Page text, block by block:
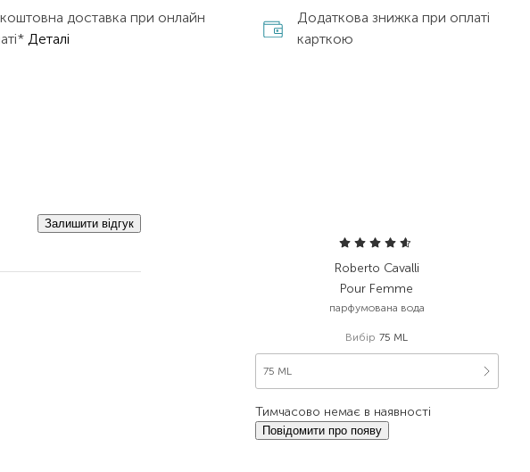
доставка при онлайн
Деталі
Додаткова знижка при оплаті
карткою
Залишити відгук
Roberto Cavalli
Pour Femme
парфумована вода
Вибір 75 ML
75 ML
Тимчасово немає в наявності
Повідомити про появу